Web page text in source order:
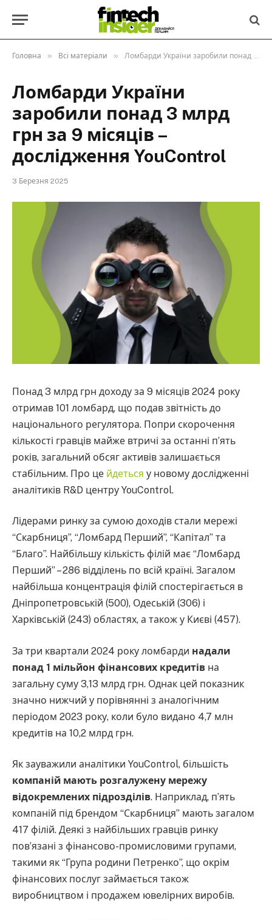
Головна » Всі матеріали » Ломбарди України заробили понад 3 млрд грн за 9 місяців – дослідження YouControl
Ломбарди України
заробили понад 3 млрд
грн за 9 місяців –
дослідження YouControl
3 Березня 2025
Понад 3 млрд грн доходу за 9 місяців 2024 року
отримав 101 ломбард, що подав звітність до
національного регулятора. Попри скорочення
кількості гравців майже втричі за останні п’ять
років, загальний обсяг активів залишається
стабільним. Про це йдеться у новому дослідженні
аналітиків R&D центру YouControl.
Лідерами ринку за сумою доходів стали мережі
“Скарбниця”, “Ломбард Перший”, “Капітал” та
“Благо”. Найбільшу кількість філій має “Ломбард
Перший” – 286 відділень по всій країні. Загалом
найбільша концентрація філій спостерігається в
Дніпропетровській (500), Одеській (306) і
Харківській (243) областях, а також у Києві (457).
За три квартали 2024 року ломбарди надали
понад 1 мільйон фінансових кредитів на
загальну суму 3,13 млрд грн. Однак цей показник
значно нижчий у порівнянні з аналогічним
періодом 2023 року, коли було видано 4,7 млн
кредитів на 10,2 млрд грн.
Як зауважили аналітики YouControl, більшість
компаній мають розгалужену мережу
відокремлених підрозділів. Наприклад, п’ять
компаній під брендом “Скарбниця” мають загалом
417 філій. Деякі з найбільших гравців ринку
пов’язані з фінансово-промисловими групами,
такими як “Група родини Петренко”, що окрім
фінансових послуг займається також
виробництвом і продажем ювелірних виробів.